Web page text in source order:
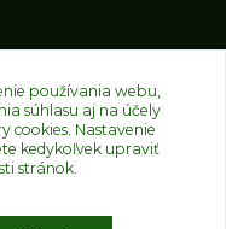
používania webu,
súhlasu aj na účely
cookies. Nastavenie
kedykoľvek upraviť
stránok.